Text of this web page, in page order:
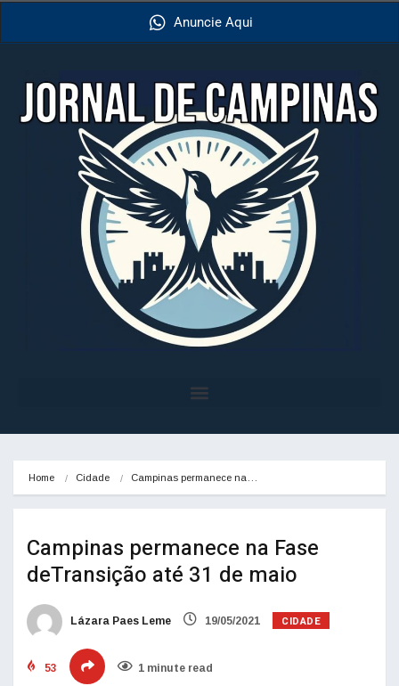
Anuncie Aqui
Home Cidade Campinas permanece na…
Campinas permanece na Fase
deTransição até 31 de maio
Lázara Paes Leme 19/05/2021 CIDADE
53 1 minute read